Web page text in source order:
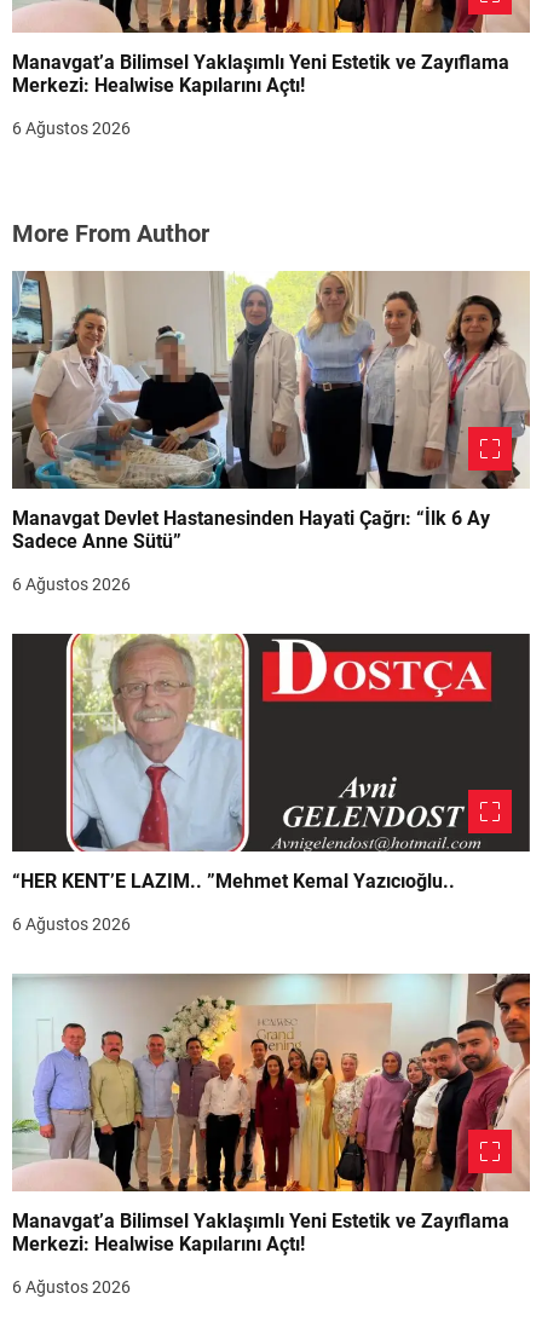
Manavgat’a Bilimsel Yaklaşımlı Yeni Estetik ve Zayıflama
Merkezi: Healwise Kapılarını Açtı!
6 Ağustos 2026
More From Author
Manavgat Devlet Hastanesinden Hayati Çağrı: “İlk 6 Ay
Sadece Anne Sütü”
6 Ağustos 2026
“HER KENT’E LAZIM.. ”Mehmet Kemal Yazıcıoğlu..
6 Ağustos 2026
Manavgat’a Bilimsel Yaklaşımlı Yeni Estetik ve Zayıflama
Merkezi: Healwise Kapılarını Açtı!
6 Ağustos 2026